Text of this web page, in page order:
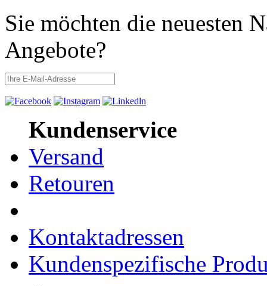
Sie möchten die neuesten
Angebote?
Kundenservice
Versand
Retouren
Kontaktadressen
Kundenspezifische